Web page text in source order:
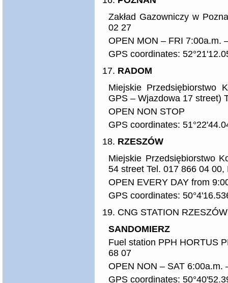
Zakład Gazowniczy w
02 27
OPEN MON – FRI 7:00a.m.
GPS coordinates:
RADOM
Miejskie Przedsiębiorstwo
GPS – Wjazdowa 17 street)
OPEN NON STOP
GPS coordinates:
RZESZÓW
Miejskie Przedsiębiorstwo
54 street Tel. 017 866 04
OPEN EVERY DAY from
GPS coordinates:
CNG STATION RZESZÓW
SANDOMIERZ
Fuel station PPH HORTUS
68 07
OPEN NON – SAT 6:00a.m.
GPS coordinates: